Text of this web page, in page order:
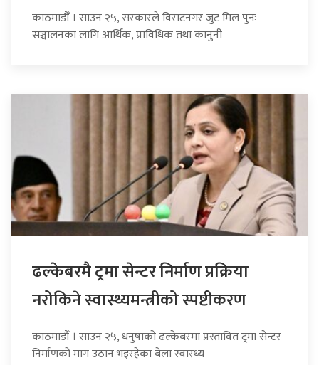
काठमाडौँ । साउन २५, सरकारले विराटनगर जुट मिल पुनः
सञ्चालनका लागि आर्थिक, प्राविधिक तथा कानुनी
ढल्केबरमै ट्रमा सेन्टर निर्माण प्रक्रिया
नरोकिने स्वास्थ्यमन्त्रीको स्पष्टीकरण
काठमाडौँ । साउन २५, धनुषाको ढल्केबरमा प्रस्तावित ट्रमा सेन्टर
निर्माणको माग उठान भइरहेका बेला स्वास्थ्य